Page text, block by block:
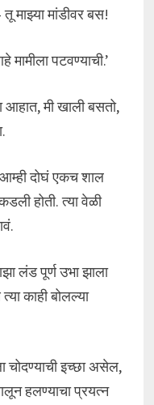
माझ्या मांडीवर बस!
मामीला पटवण्याची.’
आहात, मी खाली बसतो,
आम्ही दोघं एकच शाल
होती. त्या वेळी
लंड पूर्ण उभा झाला
काही बोलल्या
चोदण्याची इच्छा असेल,
हलण्याचा प्रयत्न